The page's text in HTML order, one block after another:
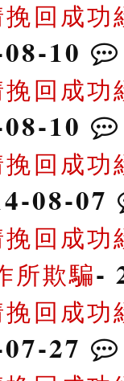
回成
10
回成
10
回成
08-07
回成
所欺騙-
回成
27